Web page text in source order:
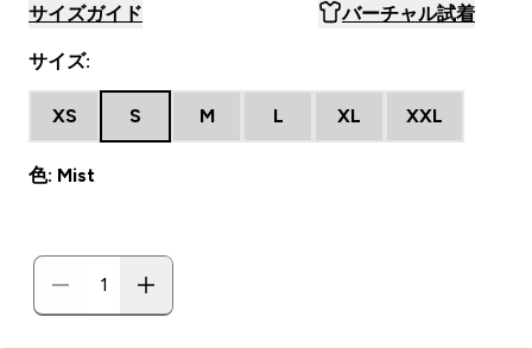
サイズガイド バーチャル試着
サイズ:
XS S M L XL XXL
色: Mist